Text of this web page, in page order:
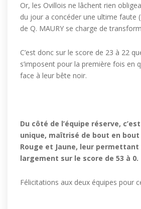
Or, les Ovillois ne lâchent rien
du jour a concéder une ultime faute
de Q. MAURY se charge de
C’est donc sur le score de 23 à 22
s’imposent pour la première fois en
face à leur bête noir.
Du côté de l’équipe réserve,
unique, maîtrisé de bout en bout
Rouge et Jaune, leur permettant
largement sur le score de 53 à 0.
Félicitations aux deux équipes pour